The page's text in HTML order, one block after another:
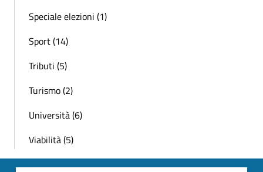
Speciale elezioni (1)
Sport (14)
Tributi (5)
Turismo (2)
Università (6)
Viabilità (5)